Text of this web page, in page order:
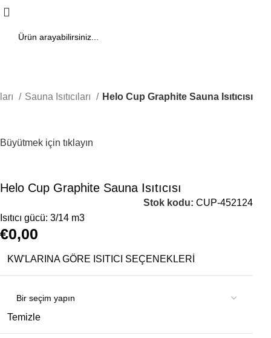
Sauna Isıtıcıları Helo Cup Graphite Sauna Isıtıcısı
Büyütmek için tıklayın
Helo Cup Graphite Sauna Isıtıcısı
Stok kodu:CUP-452124
Isıtıcı gücü: 3/14 m3
€0,00
KW'LARINA GÖRE ISITICI SEÇENEKLERI
Temizle